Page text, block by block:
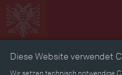
Zeitbild Zeitreise
Diese Website verwendet
Wir setzen technisch notwendige